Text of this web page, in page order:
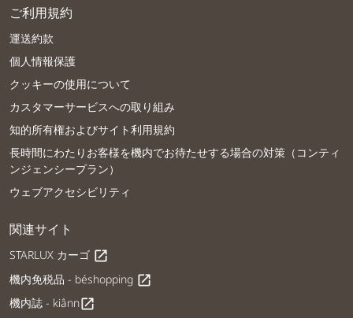
ご利用規約
運送約款
個人情報保護
クッキーの使用について
カスタマーサービスへの取り組み
知的所有権およびサイト利用規約
長時間にわたりお客様を機内でお待たせする場合の対策（コンティ
ンジェンシープラン）
ウェブアクセシビリティ
関連サイト
STARLUX カーゴ open_in_new
機内免税品 - béshopping open_in_new
機内誌 - kiânnopen_in_new